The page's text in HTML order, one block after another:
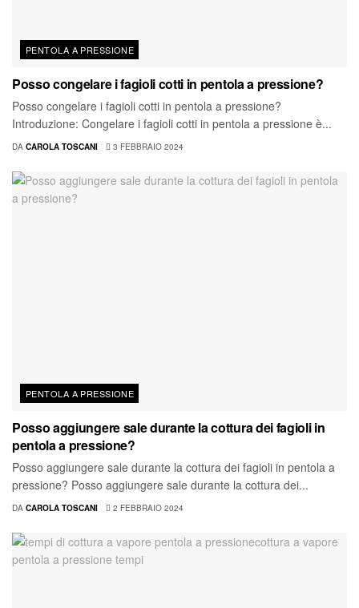
PENTOLA A PRESSIONE
Posso congelare i fagioli cotti in pentola a pressione?
Posso congelare i fagioli cotti in pentola a pressione?
Introduzione: Congelare i fagioli cotti in pentola a pressione è...
DA CAROLA TOSCANI 3 FEBBRAIO 2024
PENTOLA A PRESSIONE
Posso aggiungere sale durante la cottura dei fagioli in
pentola a pressione?
Posso aggiungere sale durante la cottura dei fagioli in pentola a
pressione? Posso aggiungere sale durante la cottura dei...
DA CAROLA TOSCANI 2 FEBBRAIO 2024